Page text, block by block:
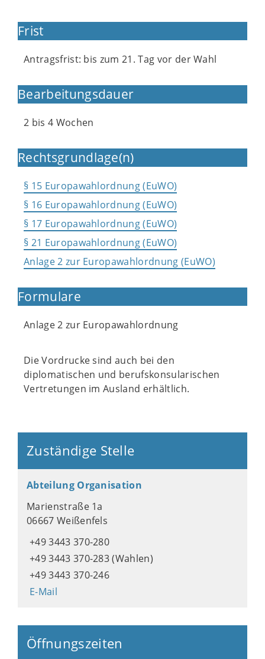
Frist
Antragsfrist: bis zum 21. Tag vor der Wahl
Bearbeitungsdauer
2 bis 4 Wochen
Rechtsgrundlage(n)
§ 15 Europawahlordnung (EuWO)
§ 16 Europawahlordnung (EuWO)
§ 17 Europawahlordnung (EuWO)
§ 21 Europawahlordnung (EuWO)
Anlage 2 zur Europawahlordnung (EuWO)
Formulare
Anlage 2 zur Europawahlordnung
Die Vordrucke sind auch bei den
diplomatischen und berufskonsularischen
Vertretungen im Ausland erhältlich.
Zuständige Stelle
Abteilung Organisation
Marienstraße 1a
06667 Weißenfels
+49 3443 370-280
+49 3443 370-283 (Wahlen)
+49 3443 370-246
E-Mail
Öffnungszeiten